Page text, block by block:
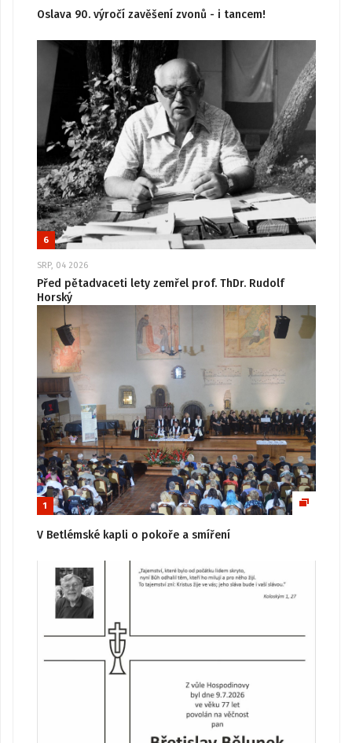
Oslava 90. výročí zavěšení zvonů - i tancem!
6
SRP, 04 2026
Před pětadvaceti lety zemřel prof. ThDr. Rudolf
Horský
1
V Betlémské kapli o pokoře a smíření